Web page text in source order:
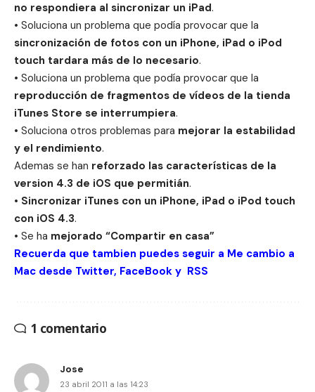
no respondiera al sincronizar un iPad.
• Soluciona un problema que podía provocar que la
sincronización de fotos con un iPhone, iPad o iPod
touch tardara más de lo necesario.
• Soluciona un problema que podía provocar que la
reproducción de fragmentos de vídeos de la tienda
iTunes Store se interrumpiera.
• Soluciona otros problemas para mejorar la estabilidad
y el rendimiento.
Ademas se han reforzado las características de la
version 4.3 de iOS que permitián.
• Sincronizar iTunes con un iPhone, iPad o iPod touch
con iOS 4.3.
• Se ha mejorado “Compartir en casa”
Recuerda que tambien puedes seguir a Me cambio a
Mac desde Twitter, FaceBook y RSS
1 comentario
Jose
23 abril 2011 a las 14:23